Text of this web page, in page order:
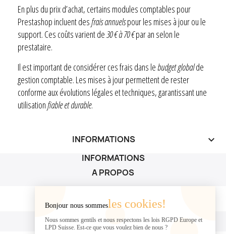
En plus du prix d’achat, certains modules comptables pour
Prestashop incluent desfrais annuelspour les mises à jour ou le
support. Ces coûts varient de30 € à 70 €par an selon le
prestataire.
Il est important de considérer ces frais dans le budget globalde
gestion comptable. Les mises à jour permettent de rester
conforme aux évolutions légales et techniques, garantissant une
utilisationfiable et durable.
INFORMATIONS keyboard_arrow_down
INFORMATIONS
A PROPOS
A PROPOS
VOTRE COMPTE
Bonjour nous sommesles cookies!
Nous sommes gentils et nous respectons les lois RGPD Europe et
LPD Suisse. Est-ce que vous voulez bien de nous ?